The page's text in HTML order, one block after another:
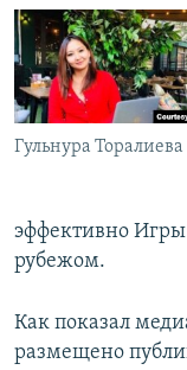
Гульнура Торалиева
эффективно
рубежом.
Как показал
размещено